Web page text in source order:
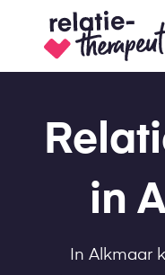
in
In Alkmaar